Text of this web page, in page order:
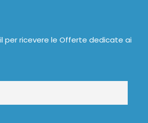
per ricevere le Offerte dedicate ai